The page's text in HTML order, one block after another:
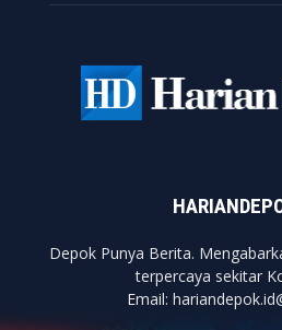
Depok Punya Berita.
terpercaya sekitar
Email: